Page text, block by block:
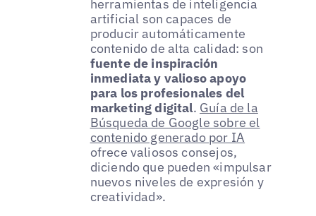
herramientas de inteligencia
artificial son capaces de
producir automáticamente
contenido de alta calidad: son
fuente de inspiración
inmediata y valioso apoyo
para los profesionales del
marketing digital. Guía de la
Búsqueda de Google sobre el
contenido generado por IA
ofrece valiosos consejos,
diciendo que pueden «impulsar
nuevos niveles de expresión y
creatividad».